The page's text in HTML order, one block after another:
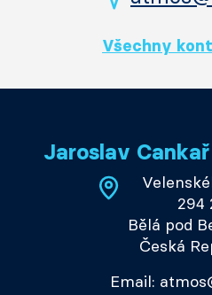
Všechny
Jaroslav
294
Bělá pod
Česká
Email: